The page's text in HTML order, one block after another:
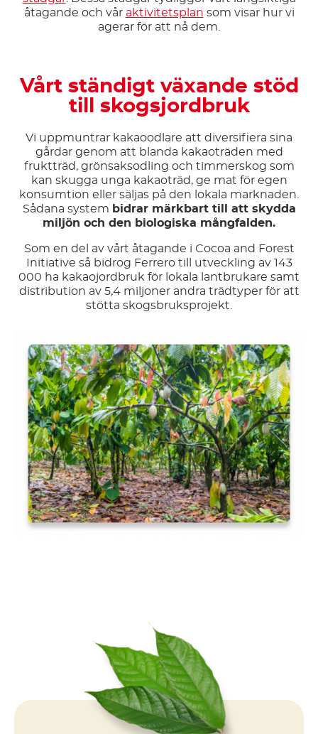
åtagande och vår aktivitetsplan som visar hur vi
agerar för att nå dem.
Vårt ständigt växande stöd
till skogsjordbruk
Vi uppmuntrar kakaoodlare att diversifiera sina
gårdar genom att blanda kakaoträden med
fruktträd, grönsaksodling och timmerskog som
kan skugga unga kakaoträd, ge mat för egen
konsumtion eller säljas på den lokala marknaden.
Sådana system bidrar märkbart till att skydda
miljön och den biologiska mångfalden.
Som en del av vårt åtagande i Cocoa and Forest
Initiative så bidrog Ferrero till utveckling av 143
000 ha kakaojordbruk för lokala lantbrukare samt
distribution av 5,4 miljoner andra trädtyper för att
stötta skogsbruksprojekt.